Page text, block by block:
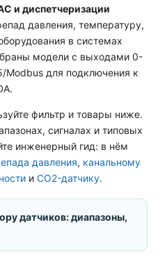
и диспетчеризации
давления, температуру,
в системах
модели с выходами 0-
для подключения к
фильтр и товары ниже.
сигналах и типовых
инженерный гид: в нём
давления, канальному
и CO2-датчику.
датчиков: диапазоны,